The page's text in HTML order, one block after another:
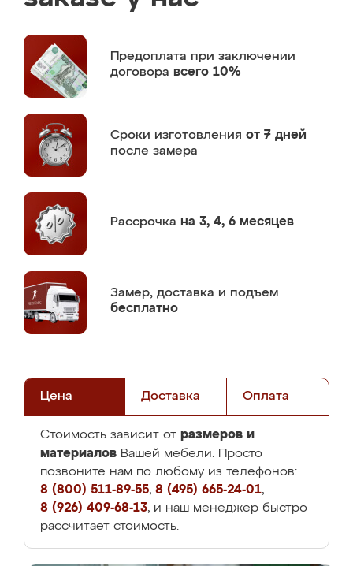
Предоплата при заключении
договора всего 10%
Сроки изготовления от 7 дней
после замера
Рассрочка на 3, 4, 6 месяцев
Замер, доставка и подъем
бесплатно
Цена Доставка Оплата
Стоимость зависит от размеров и
материалов Вашей мебели. Просто
позвоните нам по любому из телефонов:
8 (800) 511-89-55, 8 (495) 665-24-01,
8 (926) 409-68-13, и наш менеджер быстро
рассчитает стоимость.